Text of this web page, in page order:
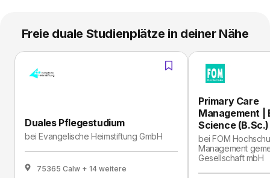
Freie duale Studienplätze in deiner Nähe
Duales Pflegestudium
beiEvan­ge­li­sche Heim­stif­tung GmbH
75365 Calw + 14 weitere
Primary Care
Management |
Science (B.Sc.)
beiFOM
Management
Gesellschaft mbH